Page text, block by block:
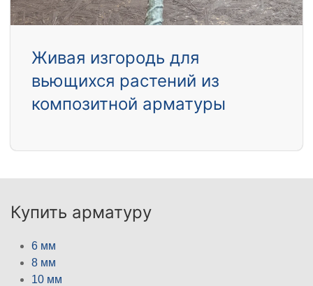
Живая изгородь для
вьющихся растений из
композитной арматуры
Купить арматуру
6 мм
8 мм
10 мм